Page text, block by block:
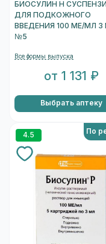
БИОСУЛИН Н
ДЛЯ ПОДКОЖНОГО
ВВЕДЕНИЯ 100 МЕ/МЛ 3
№5
Все формы выпуска
от 1 131 ₽
Выбрать аптеку
4.5 По